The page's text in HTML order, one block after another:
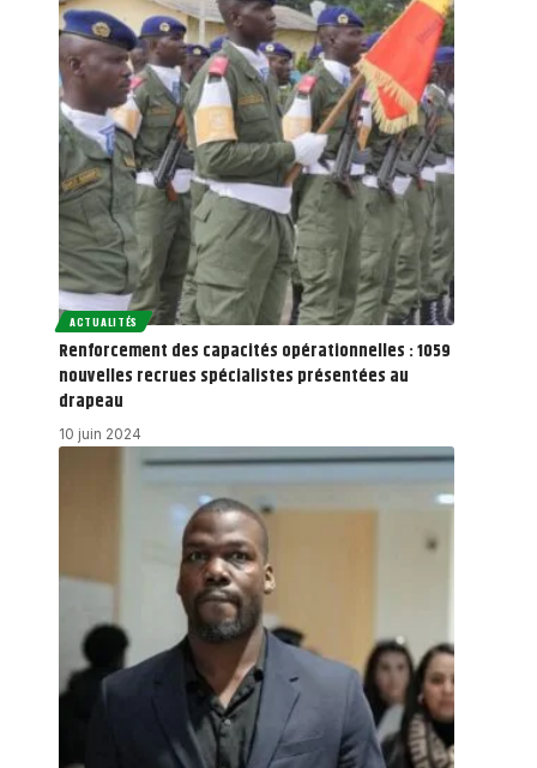
ACTUALITÉS
Renforcement des capacités opérationnelles : 1059
nouvelles recrues spécialistes présentées au
drapeau
10 juin 2024